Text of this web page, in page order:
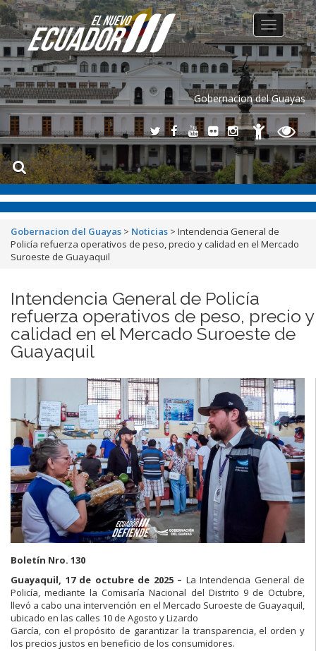
Gobernacion del Guayas
Toggle
navigation
Gobernacion del Guayas > Noticias > Intendencia General de
Policía refuerza operativos de peso, precio y calidad en el Mercado
Suroeste de Guayaquil
Intendencia General de Policía
refuerza operativos de peso, precio y
calidad en el Mercado Suroeste de
Guayaquil
Boletín Nro. 130
Guayaquil, 17 de octubre de 2025 – La Intendencia General de
Policía, mediante la Comisaría Nacional del Distrito 9 de Octubre,
llevó a cabo una intervención en el Mercado Suroeste de Guayaquil,
ubicado en las calles 10 de Agosto y Lizardo
García, con el propósito de garantizar la transparencia, el orden y
los precios justos en beneficio de los consumidores.